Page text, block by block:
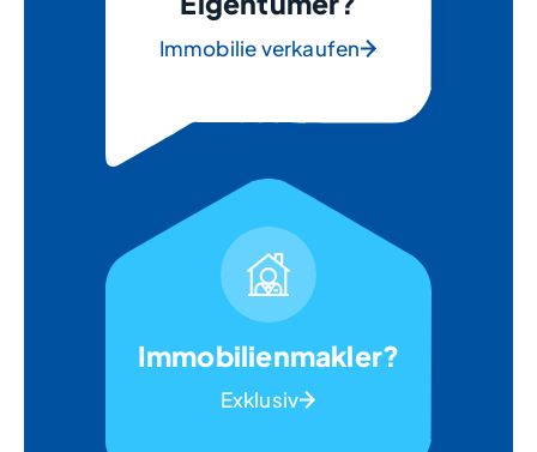
Immobilie verkaufen
Immobilienmakler?
Exklusiv